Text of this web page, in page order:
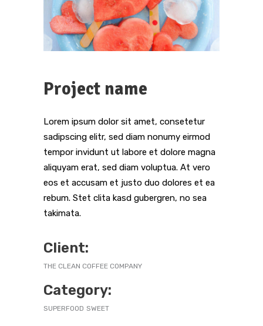
Project name
Lorem ipsum dolor sit amet, consetetur
sadipscing elitr, sed diam nonumy eirmod
tempor invidunt ut labore et dolore magna
aliquyam erat, sed diam voluptua. At vero
eos et accusam et justo duo dolores et ea
rebum. Stet clita kasd gubergren, no sea
takimata.
Client:
THE CLEAN COFFEE COMPANY
Category:
SUPERFOOD SWEET